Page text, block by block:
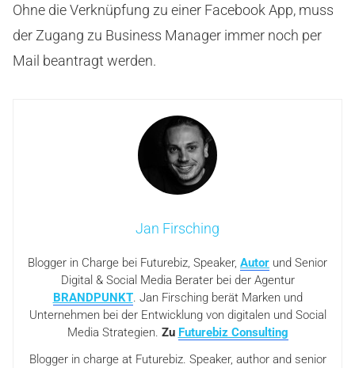
Ohne die Verknüpfung zu einer Facebook App, muss
der Zugang zu Business Manager immer noch per
Mail beantragt werden.
Jan Firsching
Blogger in Charge bei Futurebiz, Speaker, Autor und Senior
Digital & Social Media Berater bei der Agentur
BRANDPUNKT. Jan Firsching berät Marken und
Unternehmen bei der Entwicklung von digitalen und Social
Media Strategien. Zu Futurebiz Consulting
Blogger in charge at Futurebiz. Speaker, author and senior